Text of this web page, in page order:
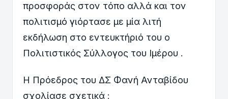
προσφοράς στον τόπο αλλά και τον
πολιτισμό γιόρτασε με μία λιτή
εκδήλωση στο εντευκτήριό του ο
Πολιτιστικός Σύλλογος του Ιμέρου .
Η Πρόεδρος του ΔΣ Φανή Ανταβίδου
σχολίασε σχετικά :